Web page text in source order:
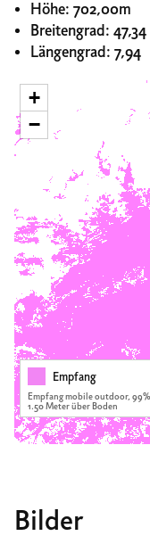
Höhe: 702,00m
Breitengrad: 47,34
Längengrad: 7,94
+
−
Empfang
Empfang mobile outdoor, 99%
1.50 Meter über Boden
Bilder